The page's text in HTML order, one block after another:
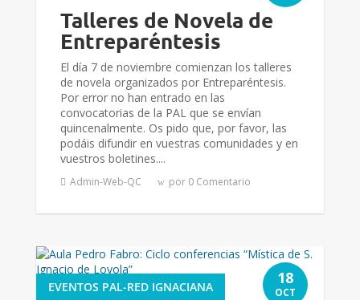
Talleres de Novela de
Entreparéntesis
El día 7 de noviembre comienzan los talleres
de novela organizados por Entreparéntesis.
Por error no han entrado en las
convocatorias de la PAL que se envían
quincenalmente. Os pido que, por favor, las
podáis difundir en vuestras comunidades y en
vuestros boletines....
Admin-Web-QC por 0 Comentario
EVENTOS PAL-RED IGNACIANA 18
OCT